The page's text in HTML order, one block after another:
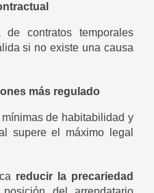
de contratos temporales
si no existe una causa
más regulado
de habitabilidad y
supere el máximo legal
reducir la precariedad